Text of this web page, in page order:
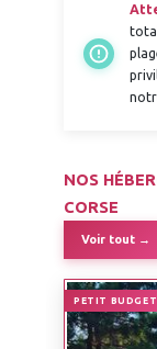
NOS
CORSE
Voir tout →
PETIT BUDGET